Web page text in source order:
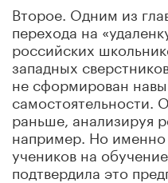
Второе. Одним из
перехода на
российских
западных
не сформирован
самостоятельности.
раньше, анализируя
например. Но именно
учеников на
подтвердила это